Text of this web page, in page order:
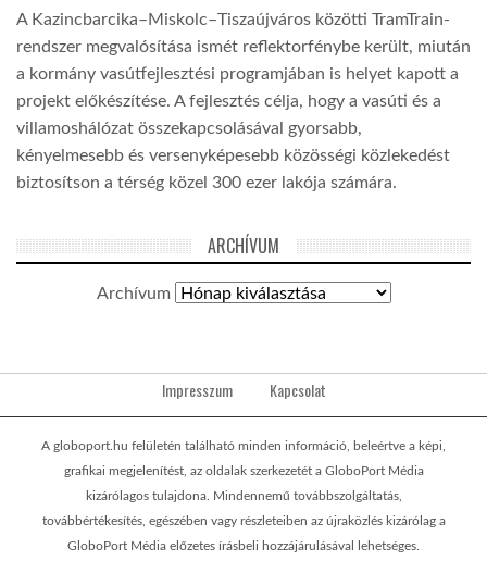
A Kazincbarcika–Miskolc–Tiszaújváros közötti TramTrain-
rendszer megvalósítása ismét reflektorfénybe került, miután
a kormány vasútfejlesztési programjában is helyet kapott a
projekt előkészítése. A fejlesztés célja, hogy a vasúti és a
villamoshálózat összekapcsolásával gyorsabb,
kényelmesebb és versenyképesebb közösségi közlekedést
biztosítson a térség közel 300 ezer lakója számára.
ARCHÍVUM
Archívum
Impresszum Kapcsolat
A globoport.hu felületén található minden információ, beleértve a képi,
grafikai megjelenítést, az oldalak szerkezetét a GloboPort Média
kizárólagos tulajdona. Mindennemű továbbszolgáltatás,
továbbértékesítés, egészében vagy részleteiben az újraközlés kizárólag a
GloboPort Média előzetes írásbeli hozzájárulásával lehetséges.